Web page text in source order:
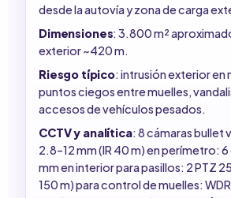
desde la autovía y zona de carga
Dimensiones: 3.800 m²
exterior ~420 m.
Riesgo típico: intrusión exterior en
puntos ciegos entre muelles,
accesos de vehículos pesados.
CCTV y analítica: 8 cámaras bullet
2.8–12 mm (IR 40 m) en perímetro:
mm en interior para pasillos: 2 PTZ
150 m) para control de muelles: